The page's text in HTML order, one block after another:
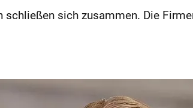
sich zusammen. Die